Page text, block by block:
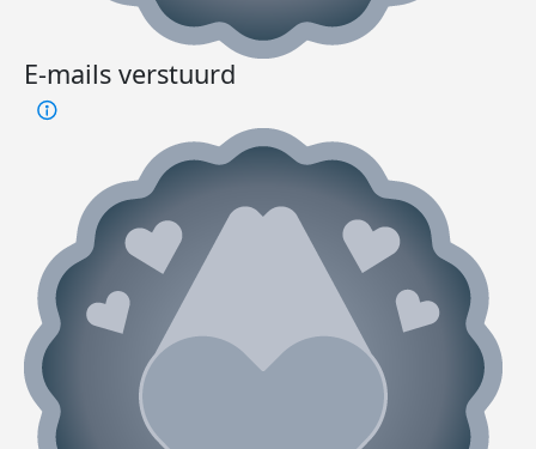
E-mails verstuurd